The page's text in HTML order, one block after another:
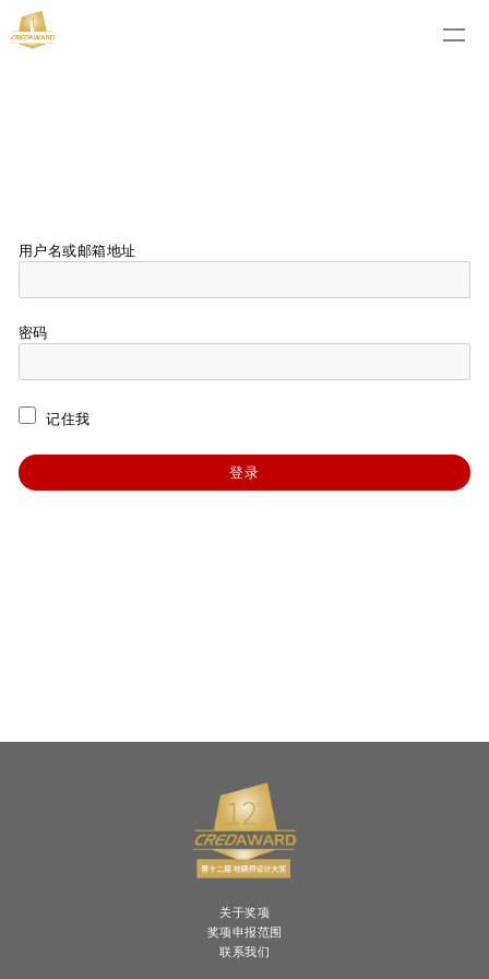
用户名或邮箱地址
密码
记住我
关于奖项
奖项申报范围
联系我们